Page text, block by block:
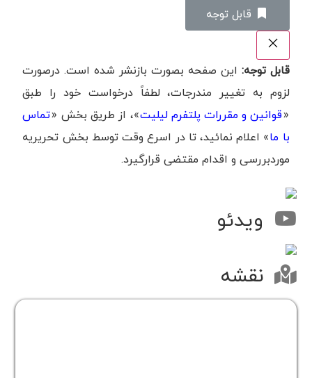
‌قابل توجه
قابل توجه: این صفحه بصورت بازنشر شده است. درصورت
لزوم به تغییر مندرجات، لطفاً درخواست خود را طبق
«قوانین و مقررات پلتفرم لیلیت»، از طریق بخش «تماس
با ما» اعلام نمائید، تا در اسرع وقت توسط بخش تحریریه
موردبررسی و اقدام مقتضی قرارگیرد.
ویدئو
نقشه